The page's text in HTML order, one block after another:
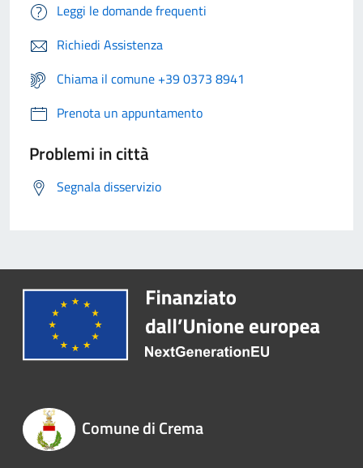
Leggi le domande frequenti
Richiedi Assistenza
Chiama il comune +39 0373 8941
Prenota un appuntamento
Problemi in città
Segnala disservizio
Comune di Crema